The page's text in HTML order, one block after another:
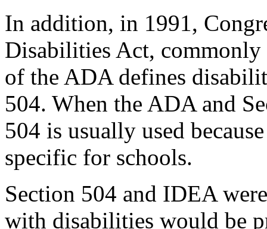
In addition, in 1991,
Disabilities Act,
of the ADA defines
504. When the ADA and
504 is usually used
specific for schools.
Section 504 and IDEA
with disabilities would be